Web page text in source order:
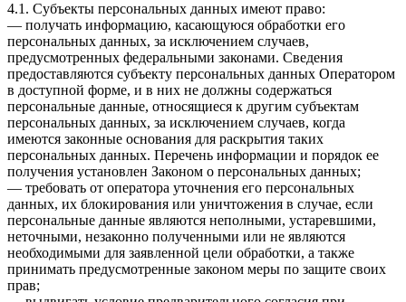
4.1. Субъекты персональных данных имеют право:
— получать информацию, касающуюся обработки его
персональных данных, за исключением случаев,
предусмотренных федеральными законами. Сведения
предоставляются субъекту персональных данных Оператором
в доступной форме, и в них не должны содержаться
персональные данные, относящиеся к другим субъектам
персональных данных, за исключением случаев, когда
имеются законные основания для раскрытия таких
персональных данных. Перечень информации и порядок ее
получения установлен Законом о персональных данных;
— требовать от оператора уточнения его персональных
данных, их блокирования или уничтожения в случае, если
персональные данные являются неполными, устаревшими,
неточными, незаконно полученными или не являются
необходимыми для заявленной цели обработки, а также
принимать предусмотренные законом меры по защите своих
прав;